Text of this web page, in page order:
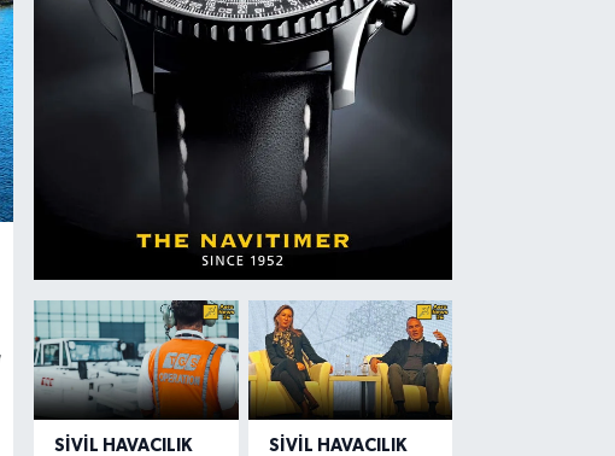
SIVIL HAVACILIK SIVIL HAVACILIK